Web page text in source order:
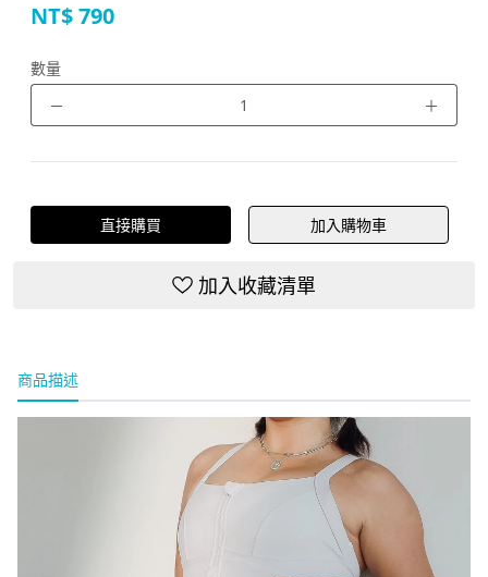
NT$790
數量
－
＋
直接購買 加入購物車
加入收藏清單
商品描述